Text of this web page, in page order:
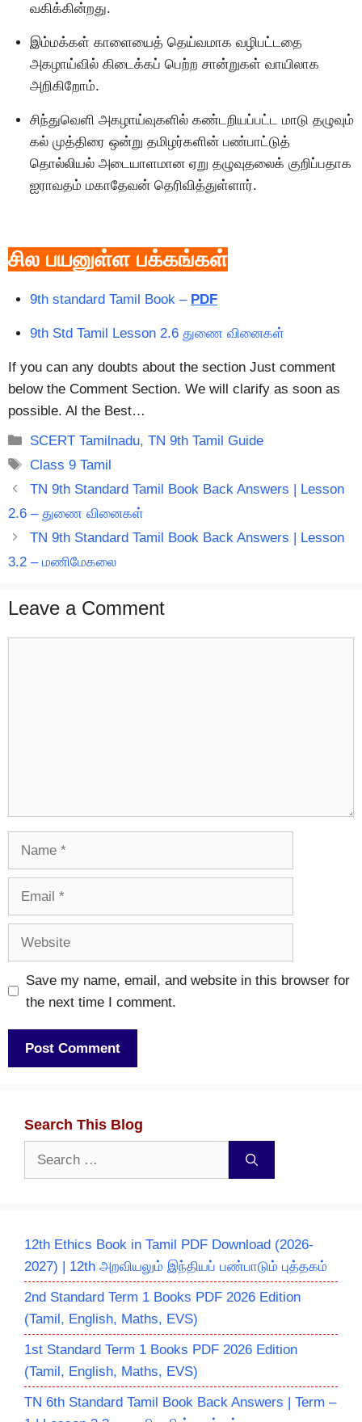
வகிக்கின்றது.
இம்மக்கள் காளையைத் தெய்வமாக வழிபட்டதை
அகழாய்வில் கிடைக்கப் பெற்ற சான்றுகள் வாயிலாக
அறிகிறோம்.
சிந்துவெளி அகழாய்வுகளில் கண்டறியப்பட்ட மாடு தழுவும்
கல் முத்திரை ஒன்று தமிழர்களின் பண்பாட்டுத்
தொல்லியல் அடையாளமான ஏறு தழுவுதலைக் குறிப்பதாக
ஐராவதம் மகாதேவன் தெரிவித்துள்ளார்.
சில பயனுள்ள பக்கங்கள்
9th standard Tamil Book – PDF
9th Std Tamil Lesson 2.6 துணை வினைகள்
If you can any doubts about the section Just comment
below the Comment Section. We will clarify as soon as
possible. Al the Best…
Categories
SCERT Tamilnadu,TN 9th Tamil Guide
Tags
Class 9 Tamil
TN 9th Standard Tamil Book Back Answers | Lesson
2.6 – துணை வினைகள்
TN 9th Standard Tamil Book Back Answers | Lesson
3.2 – மணிமேகலை
Leave a Comment
Name
Email
Website
Save my name, email, and website in this browser for
the next time I comment.
Search This Blog
Search
12th Ethics Book in Tamil PDF Download (2026-
2027) | 12th அறவியலும் இந்தியப் பண்பாடும் புத்தகம்
2nd Standard Term 1 Books PDF 2026 Edition
(Tamil, English, Maths, EVS)
1st Standard Term 1 Books PDF 2026 Edition
(Tamil, English, Maths, EVS)
TN 6th Standard Tamil Book Back Answers | Term –